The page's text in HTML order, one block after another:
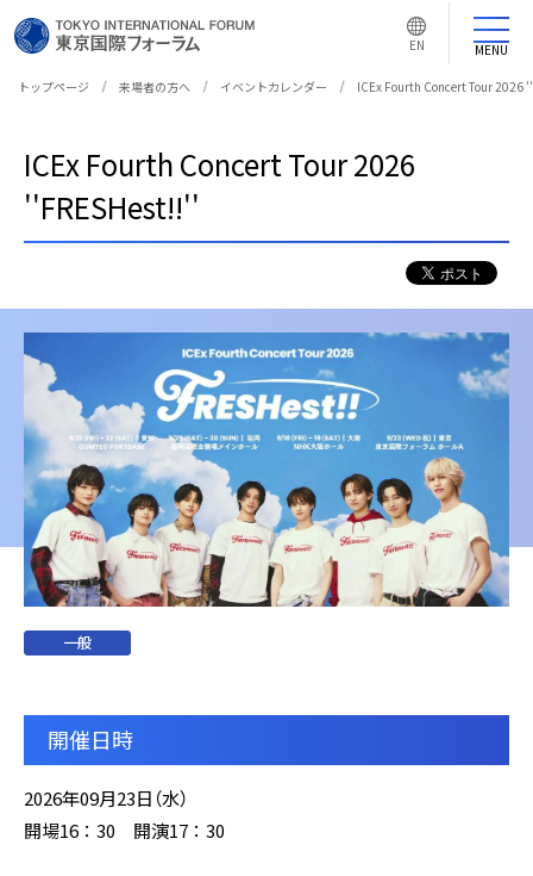
言
語
切
え
ボ
EN MENU
トップページ 来場者の方へ イベントカレンダー ICEx Fourth Concert Tour 2026
ICEx Fourth Concert Tour 2026
''FRESHest!!''
一般
開催日時
2026年09月23日（水）
開場16：30 開演17：30